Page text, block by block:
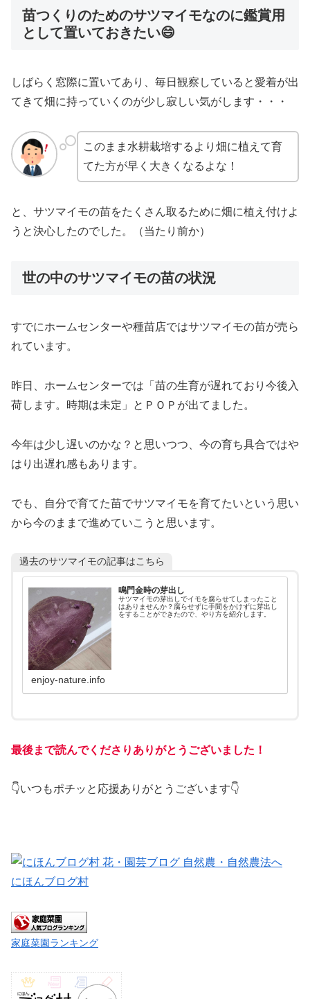
苗つくりのためのサツマイモなのに鑑賞用
として置いておきたい😄
しばらく窓際に置いてあり、毎日観察していると愛着が出
てきて畑に持っていくのが少し寂しい気がします・・・
このまま水耕栽培するより畑に植えて育
てた方が早く大きくなるよな！
と、サツマイモの苗をたくさん取るために畑に植え付けよ
うと決心したのでした。（当たり前か）
世の中のサツマイモの苗の状況
すでにホームセンターや種苗店ではサツマイモの苗が売ら
れています。
昨日、ホームセンターでは「苗の生育が遅れており今後入
荷します。時期は未定」とＰＯＰが出てました。
今年は少し遅いのかな？と思いつつ、今の育ち具合ではや
はり出遅れ感もあります。
でも、自分で育てた苗でサツマイモを育てたいという思い
から今のままで進めていこうと思います。
過去のサツマイモの記事はこちら
鳴門金時の芽出し
サツマイモの芽出しでイモを腐らせてしまったこと
はありませんか？腐らせずに手間をかけずに芽出し
をすることができたので、やり方を紹介します。
enjoy-nature.info
最後まで読んでくださりありがとうございました！
👇いつもポチッと応援ありがとうございます👇
にほんブログ村
家庭菜園ランキング